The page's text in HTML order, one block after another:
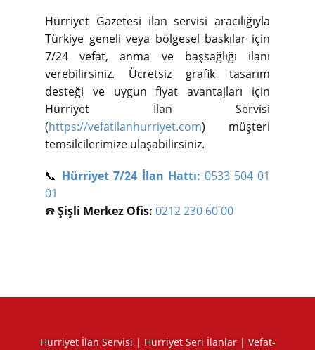
Hürriyet Gazetesi ilan servisi aracılığıyla
Türkiye geneli veya bölgesel baskılar için
7/24 vefat, anma ve başsağlığı ilanı
verebilirsiniz. Ücretsiz grafik tasarım
desteği ve uygun fiyat avantajları için
Hürriyet İlan Servisi
(https://vefatilanhurriyet.com) müşteri
temsilcilerimize ulaşabilirsiniz.
📞 Hürriyet 7/24 İlan Hattı: 0533 504 01
01
☎️Şişli Merkez Ofis: 0212 230 60 00
Hürriyet İlan Servisi | Hürriyet Seri İlanlar | Vefat-